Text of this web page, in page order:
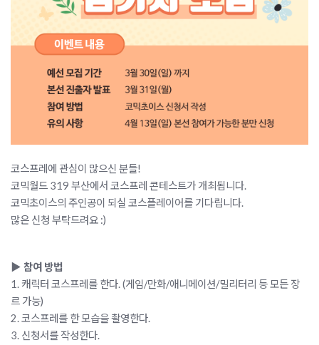
코스프레에 관심이 많으신 분들!
코믹월드 319 부산에서 코스프레 콘테스트가 개최됩니다.
코믹초이스의 주인공이 되실 코스플레이어를 기다립니다.
많은 신청 부탁드려요 :)
▶ 참여 방법
1. 캐릭터 코스프레를 한다. (게임/만화/애니메이션/밀리터리 등 모든 장
르 가능)
2. 코스프레를 한 모습을 촬영한다.
3. 신청서를 작성한다.